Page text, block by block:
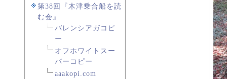
第38回『木津乗合船を読
む会』
バレンシアガコピ
ー
オフホワイトスー
パーコピー
aaakopi.com